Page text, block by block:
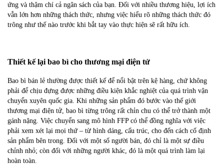
ứng và thậm chí cả ngân sách của bạn. Đối với nhiều thương hiệu, lợi ích
vẫn lớn hơn những thách thức, nhưng việc hiểu rõ những thách thức đó
trông như thế nào trước khi bắt tay vào thực hiện sẽ rất hữu ích.
Thiết kế lại bao bì cho thương mại điện tử
Bao bì bán lẻ thường được thiết kế để nổi bật trên kệ hàng, chứ không
phải để chịu đựng được những điều kiện khắc nghiệt của quá trình vận
chuyển xuyên quốc gia. Khi những sản phẩm đó bước vào thế giới
thương mại điện tử, bao bì từng trông rất chỉn chu có thể trở thành một
gánh nặng. Việc chuyển sang mô hình FFP có thể đồng nghĩa với việc
phải xem xét lại mọi thứ – từ hình dáng, cấu trúc, cho đến cách cố định
sản phẩm bên trong. Đối với một số người bán, đó chỉ là một sự điều
chỉnh nhỏ; còn đối với những người khác, đó là một quá trình làm lại
hoàn toàn.